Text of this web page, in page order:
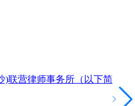
)联营律师事务所（以下简